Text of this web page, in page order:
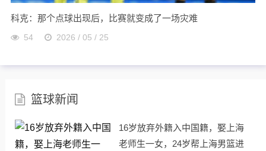
科克：那个点球出现后，比赛就变成了一场灾难
54 2026 / 05 / 25
篮球新闻
16岁放弃外籍入中国籍，娶上海
老师生一女，24岁帮上海男篮进